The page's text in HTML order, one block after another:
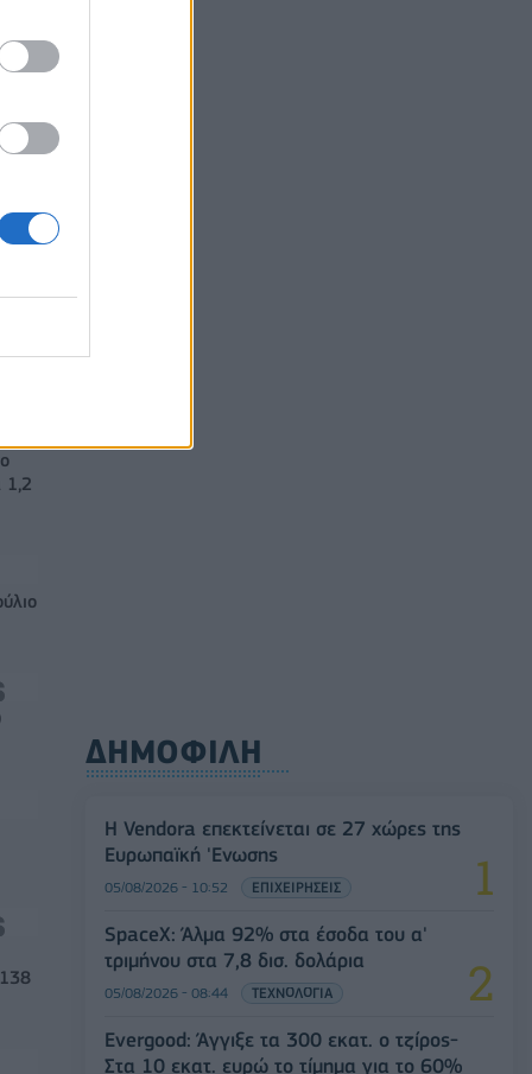
1,2
ΔΗΜΟΦΙΛΗ
Η Vendora επεκτείνεται σε 27 χώρες της
Ευρωπαϊκή 'Ενωσης
05/08/2026 - 10:52 ΕΠΙΧΕΙΡΗΣΕΙΣ
SpaceX: Άλμα 92% στα έσοδα του α'
τριμήνου στα 7,8 δισ. δολάρια
05/08/2026 - 08:44 ΤΕΧΝΟΛΟΓΙΑ
Evergood: Άγγιξε τα 300 εκατ. ο τζίρος-
Στα 10 εκατ. ευρώ το τίμημα για το 60%